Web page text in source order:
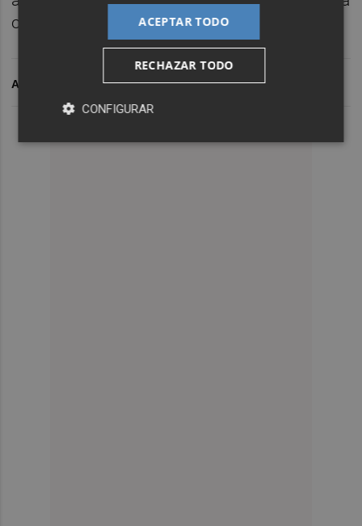
ordinaria.
ARCHIVADO EN
ACEPTAR TODO
RECHAZAR TODO
CONFIGURAR